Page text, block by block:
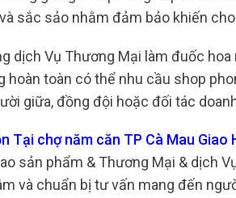
sắc sảo nhằm đảm bảo khiến
dịch Vụ Thương Mại làm đuốc
toàn có thể nhu cầu shop
giữa, đồng đội hoặc đối tác
Tại chợ năm căn TP Cà Mau Giao
sản phẩm & Thương Mại & dịch
và chuẩn bị tư vấn mang đến